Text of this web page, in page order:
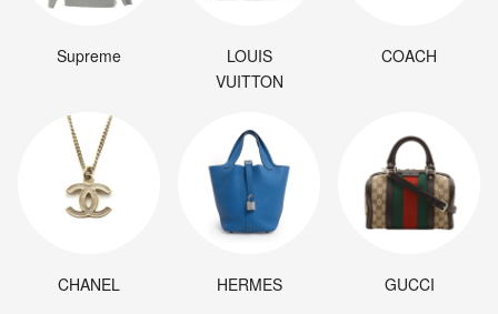
Supreme
LOUIS
VUITTON
COACH
CHANEL HERMES GUCCI